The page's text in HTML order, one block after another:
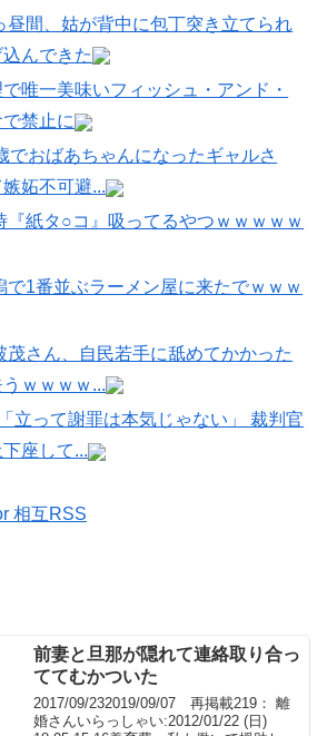
昼間、姑が背中に包丁突き立てられ
んできた
唯一美味いフィッシュ・アンド・
禁止に
でおばあちゃんになったギャルさ
妬不可避...
『紙タ○コ』吸ってるやつｗｗｗｗｗ
で1番並ぶラーメン屋に来たでｗｗｗ
茂さん、自民若手に舐めてかかった
ｗｗｗｗ...
立って謝罪は本気じゃない」 裁判官
下座して...
相互RSS
前妻と旦那が隠れて連絡取り合っ
ててむかついた
2017/09/232019/09/07 再掲載219： 離
婚さんいらっしゃい:2012/01/22 (日)